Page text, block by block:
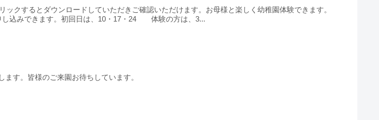
ックするとダウンロードしていただきご確認いただけます。お母様と楽しく幼稚園体験できます。
し込みできます。初回日は、10・17・24 体験の方は、3...
す。皆様のご来園お待ちしています。